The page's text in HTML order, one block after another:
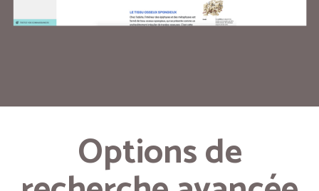
Options de